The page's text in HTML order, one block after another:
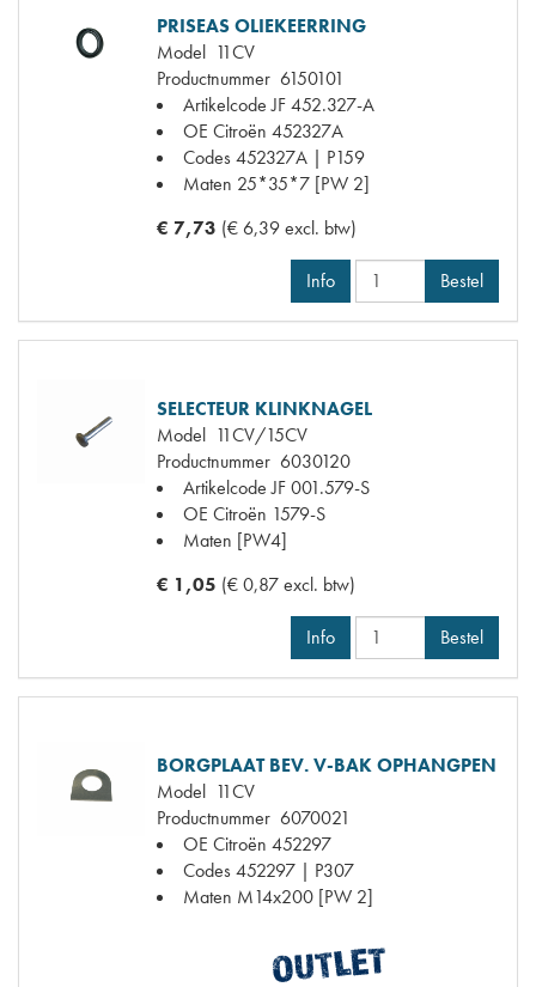
PRISEAS OLIEKEERRING
Model 11CV
Productnummer 6150101
Artikelcode JF452.327-A
OE Citroën 452327A
Codes452327A | P159
Maten 25*35*7 [PW 2]
€ 7,73 (€ 6,39 excl. btw)
Info Bestel
SELECTEUR KLINKNAGEL
Model 11CV/15CV
Productnummer 6030120
Artikelcode JF001.579-S
OE Citroën 1579-S
Maten [PW4]
€ 1,05 (€ 0,87 excl. btw)
Info Bestel
BORGPLAAT BEV. V-BAK OPHANGPEN
Model 11CV
Productnummer 6070021
OE Citroën 452297
Codes452297 | P307
Maten M14x200 [PW 2]